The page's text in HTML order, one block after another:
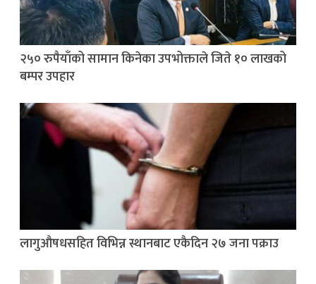
२५० रुपैयाँको सामान किनेका उपभोक्ताले जिते १० लाखको
बम्पर उपहार
लागुऔषधसहित विभिन्न स्थानबाट एकैदिन २७ जना पक्राउ